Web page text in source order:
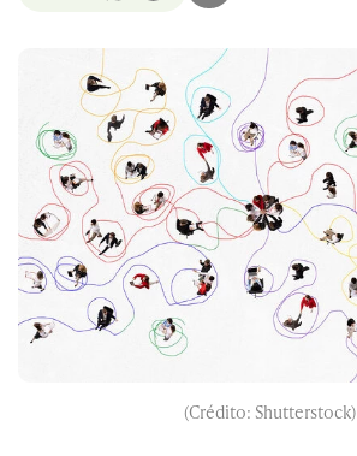
(Crédito: Shutterstock)